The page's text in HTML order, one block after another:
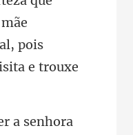
pois
a senhora